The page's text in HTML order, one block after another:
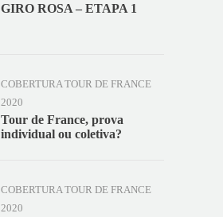
GIRO ROSA – ETAPA 1
COBERTURA TOUR DE FRANCE
2020
Tour de France, prova
individual ou coletiva?
COBERTURA TOUR DE FRANCE
2020